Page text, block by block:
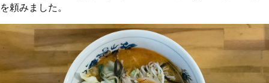
を頼みました。